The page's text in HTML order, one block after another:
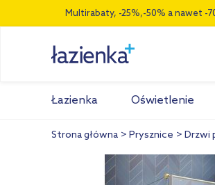
Multirabaty, -25%,-50% a nawet -
Łazienka Oświetlenie
Strona główna Prysznice Drzwi